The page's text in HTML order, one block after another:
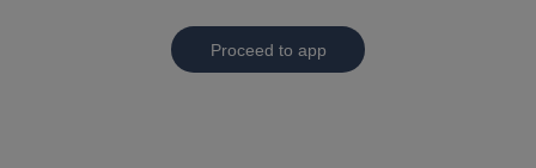
Proceed to app